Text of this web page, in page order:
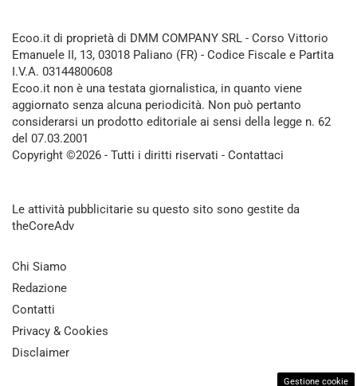
Ecoo.it di proprietà di DMM COMPANY SRL - Corso Vittorio
Emanuele II, 13, 03018 Paliano (FR) - Codice Fiscale e Partita
I.V.A. 03144800608
Ecoo.it non è una testata giornalistica, in quanto viene
aggiornato senza alcuna periodicità. Non può pertanto
considerarsi un prodotto editoriale ai sensi della legge n. 62
del 07.03.2001
Copyright ©2026 - Tutti i diritti riservati - Contattaci
Le attività pubblicitarie su questo sito sono gestite da
theCoreAdv
Chi Siamo
Redazione
Contatti
Privacy & Cookies
Disclaimer
Gestione cookie